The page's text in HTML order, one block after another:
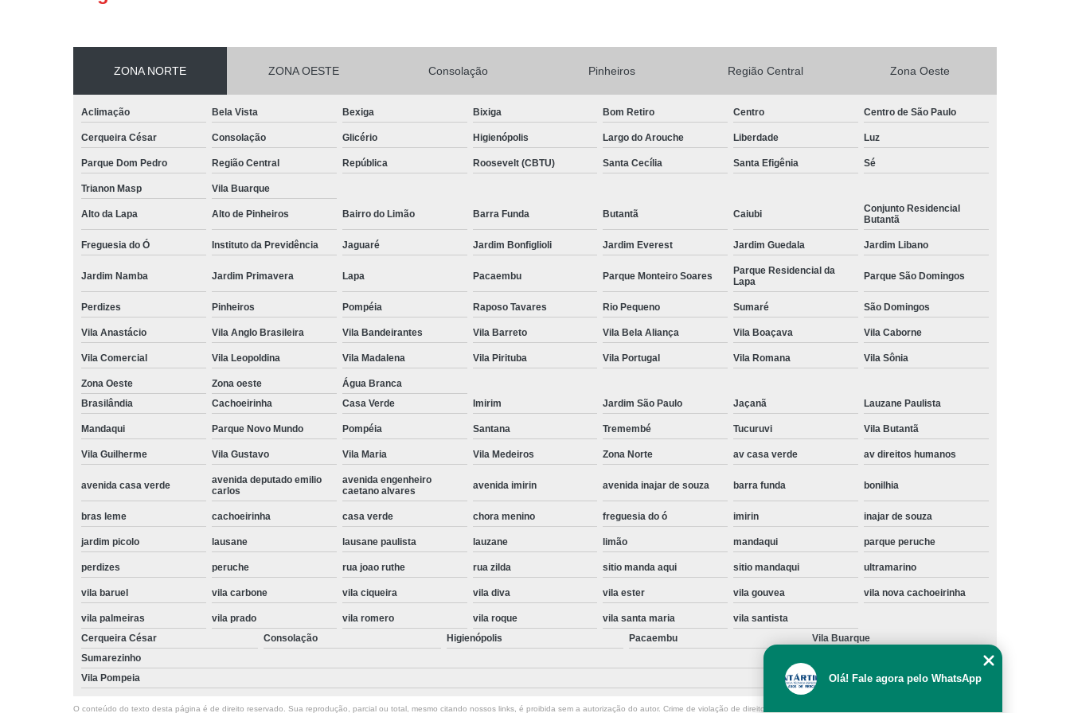
Conserto de Adega Brastemp
Conserto de Adega Climatizada
Conserto de Adega de Vinho
Conserto de Adega Quebrada
Conserto Placa Adega
Conserto de Geladeira Expositora
Conserto de Geladeira Expositora de Bebidas
Conserto de Geladeira Expositora Vertical
Conserto e Assistencia de Geladeira Expositora
Conserto Geladeira Expositora
Conserto para Geladeira Expositora
Conserto para Geladeira Expositora de Bar
Brastemp Instalação de Fogão
Instalação de Fogão
Instalação de Fogão a Gas
Instalação de Fogão Brastemp
Instalação de Fogão Cooktop
Instalação de Fogão de Embutir
Instalação de Fogão Gás Encanado
Instalação Fogão
Instalação Eletrica Maquina de Lavar Roupa
Instalação Maquina de Lavar Roupa
Instalação Maquina de Lavar Samsung
Instalação Maquina Lavar e Seca
Instalação para Maquina de Lavar Roupa
Instalar Maquina de Lavar Samsung
Instalar Maquina Lavar Roupa
Maquina de Lavar Roupa Instalação
Samsung Instalação Maquina de Lavar
Instalação de Lava e Seca
Instalação de Lava e Seca Samsung
Instalação de Maquina Lava e Seca
Instalação Lava e Seca
Instalação Lava e Seca Samsung
Instalação Lava Seca
Instalação Maquina Lava e Seca
Instalação Maquina Lava e Seca Samsung
Instalação Samsung Lava e Seca
Lava e Seca Instalação
Lava e Seca Samsung Instalação
Samsung Instalação Lava e Seca
Manutenção de Fogão
Manutenção de Fogão a Gas
Manutenção de Fogão Cooktop
ZONA NORTE ZONA OESTE Consolação Pinheiros Região Central Zona Oeste
Aclimação Bela Vista Bexiga Bixiga Bom Retiro Centro Centro de São Paulo
Cerqueira César Consolação Glicério Higienópolis Largo do Arouche Liberdade Luz
Parque Dom Pedro Região Central República Roosevelt (CBTU) Santa Cecília Santa Efigênia Sé
Trianon Masp Vila Buarque
Alto da Lapa Alto de Pinheiros Bairro do Limão Barra Funda Butantã Caiubi
Conjunto Residencial
Butantã
Freguesia do Ó Instituto da Previdência Jaguaré Jardim Bonfiglioli Jardim Everest Jardim Guedala Jardim Libano
Jardim Namba Jardim Primavera Lapa Pacaembu Parque Monteiro Soares
Parque Residencial da
Lapa
Parque São Domingos
Perdizes Pinheiros Pompéia Raposo Tavares Rio Pequeno Sumaré São Domingos
Vila Anastácio Vila Anglo Brasileira Vila Bandeirantes Vila Barreto Vila Bela Aliança Vila Boaçava Vila Caborne
Vila Comercial Vila Leopoldina Vila Madalena Vila Pirituba Vila Portugal Vila Romana Vila Sônia
Zona Oeste Zona oeste
Água Branca
Brasilândia
Cachoeirinha Casa Verde Imirim Jardim São Paulo Jaçanã Lauzane Paulista
Mandaqui Parque Novo Mundo Pompéia Santana Tremembé Tucuruvi Vila Butantã
Vila Guilherme Vila Gustavo Vila Maria Vila Medeiros Zona Norte av casa verde av direitos humanos
avenida casa verde
avenida deputado emilio
carlos
avenida engenheiro
caetano alvares
avenida imirin avenida inajar de souza barra funda bonilhia
bras leme cachoeirinha casa verde chora menino freguesia do ó imirin inajar de souza
jardim picolo lausane lausane paulista lauzane limão mandaqui parque peruche
perdizes peruche rua joao ruthe rua zilda sitio manda aqui sitio mandaqui ultramarino
vila baruel vila carbone vila ciqueira vila diva vila ester vila gouvea vila nova cachoeirinha
vila palmeiras vila prado vila romero vila roque vila santa maria
vila santista
Cerqueira César
Consolação Higienópolis Pacaembu
Vila Buarque
Sumarezinho
Vila Pompeia
O conteúdo do texto desta página é de direito reservado. Sua reprodução, parcial ou total, mesmo citando nossos links, é proibida sem a autorização do autor. Crime de violação de direito autoral – artigo 184 do Código Penal –
Olá! Fale agora pelo WhatsApp